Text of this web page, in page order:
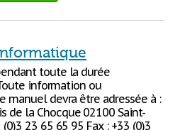
toute la durée
information ou
manuel devra être adressée à :
de la Chocque 02100 Saint-
23 65 65 95 Fax : +33 (0)3